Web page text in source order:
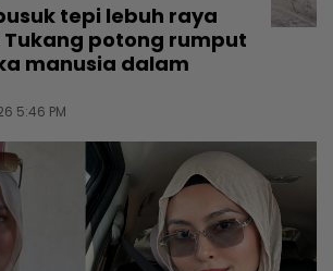
tepi lebuh raya
potong rumput
manusia dalam
5:46 PM